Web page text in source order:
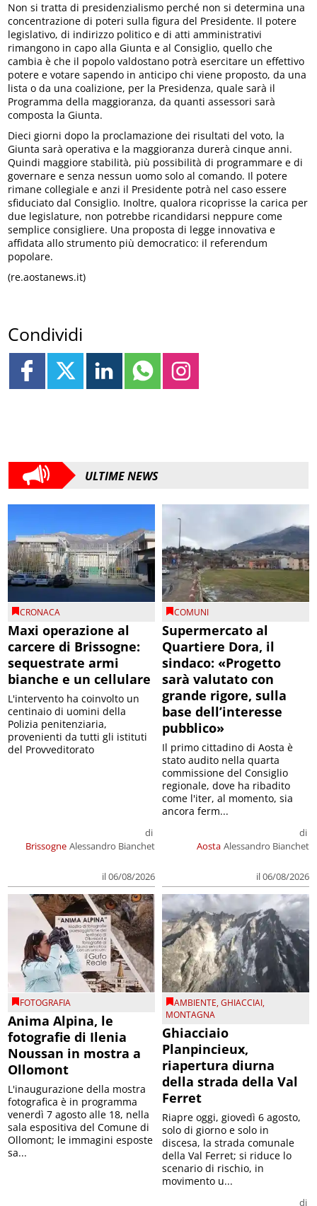
Non si tratta di presidenzialismo perché non si determina una
concentrazione di poteri sulla figura del Presidente. Il potere
legislativo, di indirizzo politico e di atti amministrativi
rimangono in capo alla Giunta e al Consiglio, quello che
cambia è che il popolo valdostano potrà esercitare un effettivo
potere e votare sapendo in anticipo chi viene proposto, da una
lista o da una coalizione, per la Presidenza, quale sarà il
Programma della maggioranza, da quanti assessori sarà
composta la Giunta.
Dieci giorni dopo la proclamazione dei risultati del voto, la
Giunta sarà operativa e la maggioranza durerà cinque anni.
Quindi maggiore stabilità, più possibilità di programmare e di
governare e senza nessun uomo solo al comando. Il potere
rimane collegiale e anzi il Presidente potrà nel caso essere
sfiduciato dal Consiglio. Inoltre, qualora ricoprisse la carica per
due legislature, non potrebbe ricandidarsi neppure come
semplice consigliere. Una proposta di legge innovativa e
affidata allo strumento più democratico: il referendum
popolare.
(re.aostanews.it)
Condividi
ULTIME NEWS
CRONACA
Maxi operazione al
carcere di Brissogne:
sequestrate armi
bianche e un cellulare
Brissogne
di
Alessandro Bianchet
il 06/08/2026
L'intervento ha coinvolto un
centinaio di uomini della
Polizia penitenziaria,
provenienti da tutti gli istituti
del Provveditorato
COMUNI
Supermercato al
Quartiere Dora, il
sindaco: «Progetto
sarà valutato con
grande rigore, sulla
base dell’interesse
pubblico»
Aosta
di
Alessandro Bianchet
il 06/08/2026
Il primo cittadino di Aosta è
stato audito nella quarta
commissione del Consiglio
regionale, dove ha ribadito
come l'iter, al momento, sia
ancora ferm...
FOTOGRAFIA
Anima Alpina, le
fotografie di Ilenia
Noussan in mostra a
Ollomont
L'inaugurazione della mostra
fotografica è in programma
venerdì 7 agosto alle 18, nella
sala espositiva del Comune di
Ollomont; le immagini esposte
sa...
AMBIENTE,GHIACCIAI,
MONTAGNA
Ghiacciaio
Planpincieux,
riapertura diurna
della strada della Val
Ferret
di
Riapre oggi, giovedì 6 agosto,
solo di giorno e solo in
discesa, la strada comunale
della Val Ferret; si riduce lo
scenario di rischio, in
movimento u...